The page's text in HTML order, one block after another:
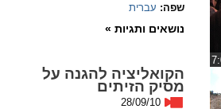
Increase font
spellcheck
גופן קריא
שפה: עברית
נושאים ותגיות »
הקואליציה להגנה על
מסיק הזיתים
28/09/10